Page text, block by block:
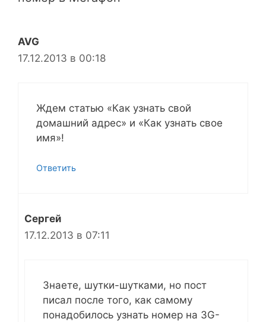
AVG
17.12.2013 в 00:18
Ждем статью «Как узнать свой
домашний адрес» и «Как узнать свое
имя»!
Ответить
Сергей
17.12.2013 в 07:11
Знаете, шутки-шутками, но пост
писал после того, как самому
понадобилось узнать номер на 3G-